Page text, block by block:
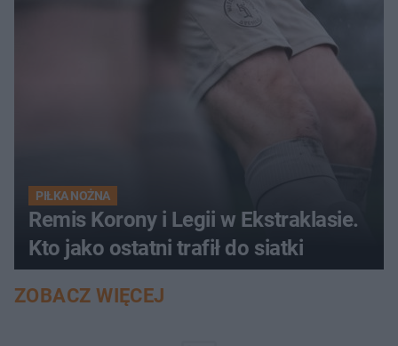
PIŁKA NOŻNA
Remis Korony i Legii w Ekstraklasie.
Kto jako ostatni trafił do siatki
ZOBACZ WIĘCEJ